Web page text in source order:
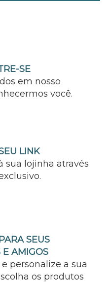
SE
em nosso
você.
LINK
sua lojinha através
SEUS
E AMIGOS
personalize a sua
os produtos